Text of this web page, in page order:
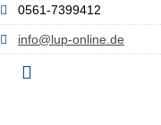
0561-7399412
info@lup-online.de